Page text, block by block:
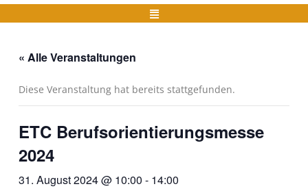
Menü
« Alle Veranstaltungen
Diese Veranstaltung hat bereits stattgefunden.
ETC Berufsorientierungsmesse
2024
31. August 2024 @ 10:00 - 14:00